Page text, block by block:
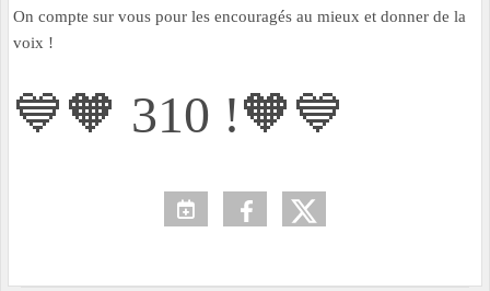
On compte sur vous pour les encouragés au mieux et donner de la
voix !
💙🧡 310 !🧡💙